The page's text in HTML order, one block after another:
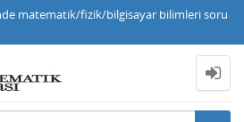
matematik/fizik/bilgisayar bilimleri soru